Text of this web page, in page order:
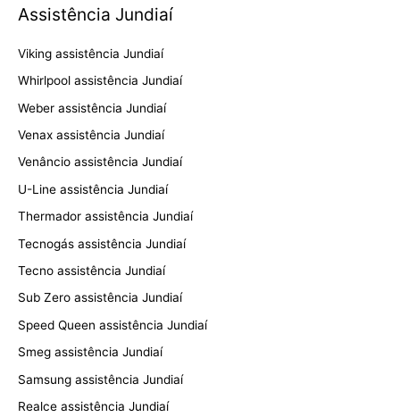
Assistência Jundiaí
Viking assistência Jundiaí
Whirlpool assistência Jundiaí
Weber assistência Jundiaí
Venax assistência Jundiaí
Venâncio assistência Jundiaí
U-Line assistência Jundiaí
Thermador assistência Jundiaí
Tecnogás assistência Jundiaí
Tecno assistência Jundiaí
Sub Zero assistência Jundiaí
Speed Queen assistência Jundiaí
Smeg assistência Jundiaí
Samsung assistência Jundiaí
Realce assistência Jundiaí